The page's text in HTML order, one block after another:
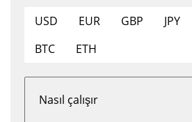
USD EUR GBP JPY
BTC
ETH
Nasıl çalışır